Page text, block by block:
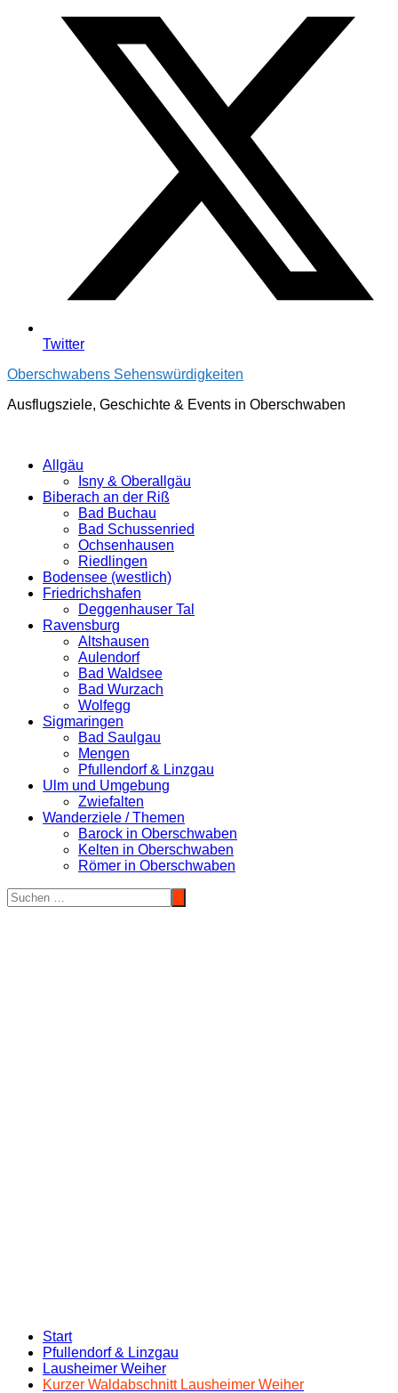
Twitter
Oberschwabens Sehenswürdigkeiten
Ausflugsziele, Geschichte & Events in Oberschwaben
Allgäu
Isny & Oberallgäu
Biberach an der Riß
Bad Buchau
Bad Schussenried
Ochsenhausen
Riedlingen
Bodensee (westlich)
Friedrichshafen
Deggenhauser Tal
Ravensburg
Altshausen
Aulendorf
Bad Waldsee
Bad Wurzach
Wolfegg
Sigmaringen
Bad Saulgau
Mengen
Pfullendorf & Linzgau
Ulm und Umgebung
Zwiefalten
Wanderziele / Themen
Barock in Oberschwaben
Kelten in Oberschwaben
Römer in Oberschwaben
Start
Pfullendorf & Linzgau
Lausheimer Weiher
Kurzer Waldabschnitt Lausheimer Weiher